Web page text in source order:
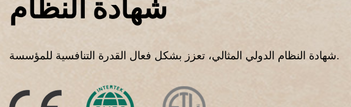
شهادة النظام الدولي المثالي، تعزز بشكل فعال القدرة التنافسية للمؤسسة.